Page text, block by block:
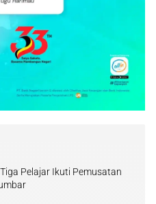
Pelajar Ikuti Pemusatan